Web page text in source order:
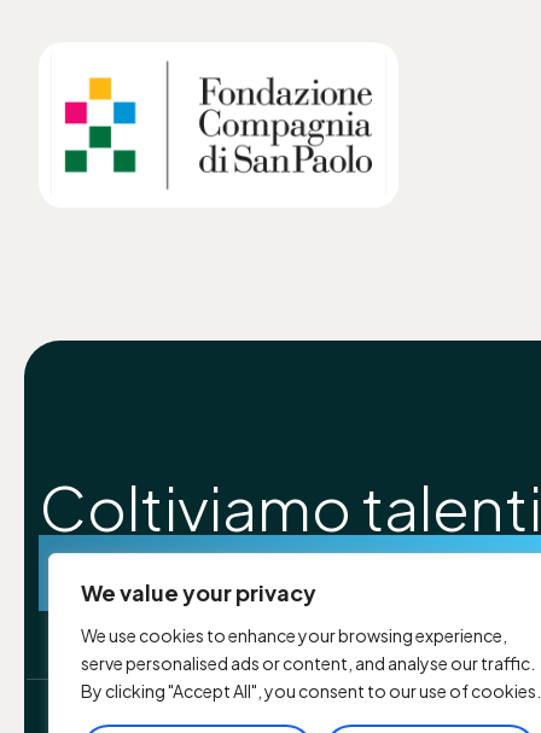
We value your privacy
We use cookies to enhance your browsing experience,
serve personalised ads or content, and analyse our traffic.
By clicking "Accept All", you consent to our use of cookies.
Coltiviamo
costruiamo